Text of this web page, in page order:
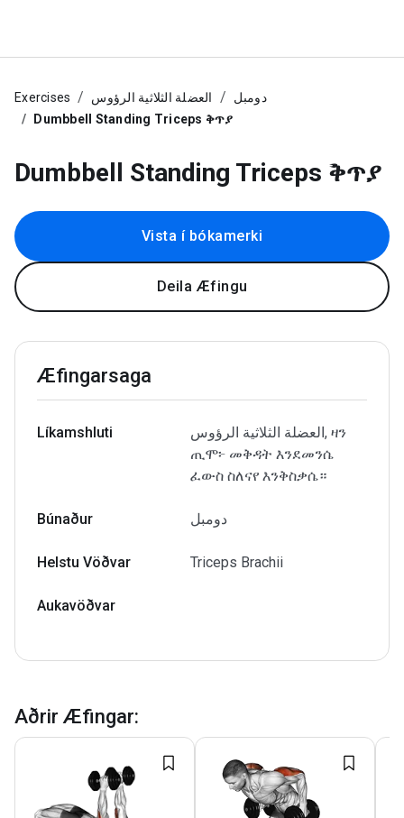
Exercises العضلة الثلاثية الرؤوس
دومبل
Dumbbell Standing Triceps ቅጥያ
Dumbbell Standing Triceps ቅጥያ
Vista í bókamerki
Deila Æfingu
Æfingarsaga
Líkamshluti
العضلة الثلاثية الرؤوس, ዛን
ጢሞ፦ መቅዳት እንደመንሴ
ፈውስ ስለናየ እንቅስቃሴ።
Búnaður دومبل
Helstu Vöðvar Triceps Brachii
Aukavöðvar
Aðrir Æfingar: